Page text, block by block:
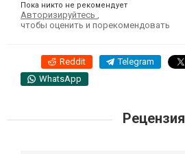
Пока никто не рекомендует
Авторизируйтесь ,
чтобы оценить и порекомендовать
Reddit Telegram
WhatsApp
Рецензия